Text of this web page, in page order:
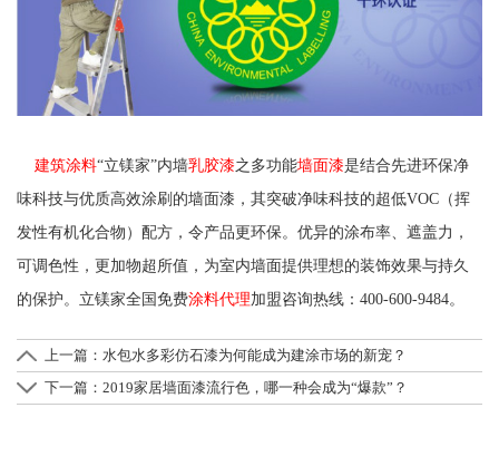
建筑涂料“立镁家”内墙乳胶漆之多功能墙面漆是结合先进环保净
味科技与优质高效涂刷的墙面漆，其突破净味科技的超低VOC（挥
发性有机化合物）配方，令产品更环保。优异的涂布率、遮盖力，
可调色性，更加物超所值，为室内墙面提供理想的装饰效果与持久
的保护。立镁家全国免费涂料代理加盟咨询热线：400-600-9484。
上一篇： 水包水多彩仿石漆为何能成为建涂市场的新宠？
下一篇： 2019家居墙面漆流行色，哪一种会成为“爆款”？